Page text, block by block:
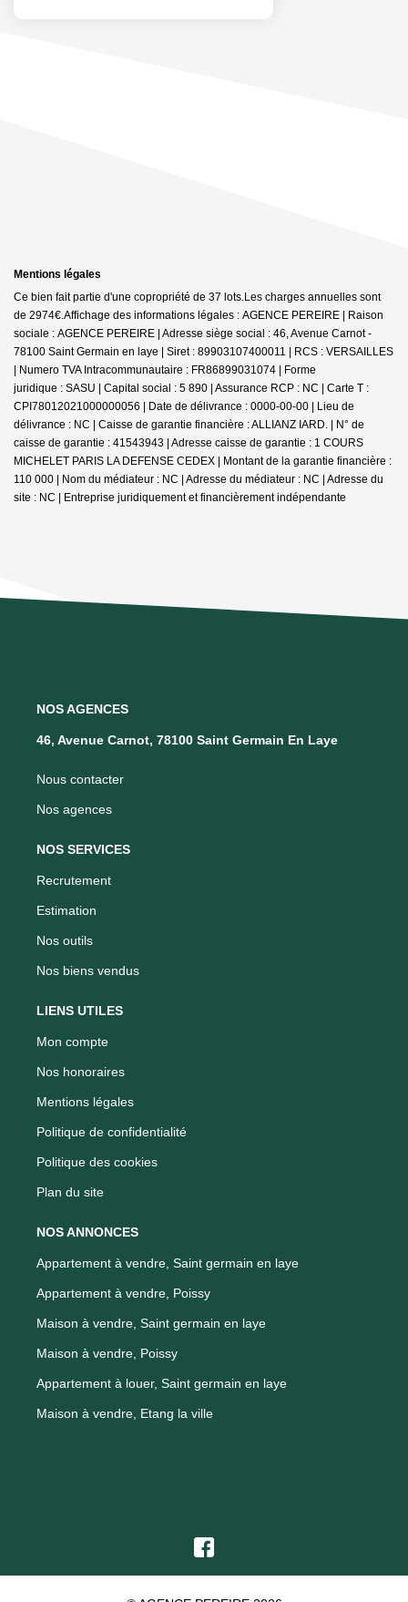
Mentions légales
Ce bien fait partie d'une copropriété de 37 lots.Les charges annuelles sont
de 2974€.Affichage des informations légales : AGENCE PEREIRE | Raison
sociale : AGENCE PEREIRE | Adresse siège social : 46, Avenue Carnot -
78100 Saint Germain en laye | Siret : 89903107400011 | RCS : VERSAILLES
| Numero TVA Intracommunautaire : FR86899031074 | Forme
juridique : SASU | Capital social : 5 890 | Assurance RCP : NC | Carte T :
CPI78012021000000056 | Date de délivrance : 0000-00-00 | Lieu de
délivrance : NC | Caisse de garantie financière : ALLIANZ IARD. | N° de
caisse de garantie : 41543943 | Adresse caisse de garantie : 1 COURS
MICHELET PARIS LA DEFENSE CEDEX | Montant de la garantie financière :
110 000 | Nom du médiateur : NC | Adresse du médiateur : NC | Adresse du
site : NC | Entreprise juridiquement et financièrement indépendante
NOS AGENCES
46, Avenue Carnot, 78100 Saint Germain En Laye
Nous contacter
Nos agences
NOS SERVICES
Recrutement
Estimation
Nos outils
Nos biens vendus
LIENS UTILES
Mon compte
Nos honoraires
Mentions légales
Politique de confidentialité
Politique des cookies
Plan du site
NOS ANNONCES
Appartement à vendre, Saint germain en laye
Appartement à vendre, Poissy
Maison à vendre, Saint germain en laye
Maison à vendre, Poissy
Appartement à louer, Saint germain en laye
Maison à vendre, Etang la ville